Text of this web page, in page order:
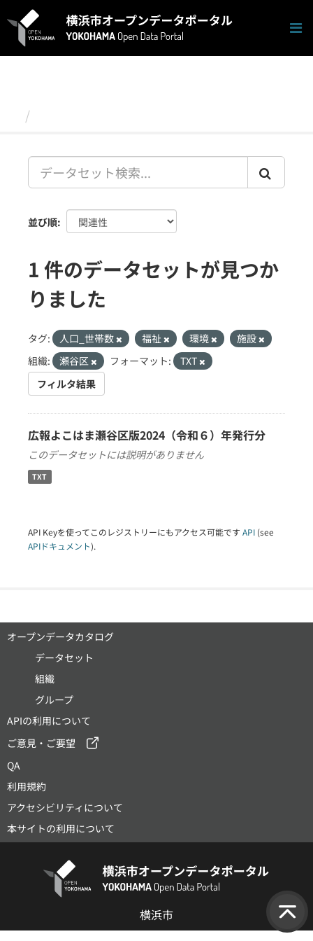
キ
並び順
1 件のデータセットが見つか
りました
タグ: 人口_世帯数 福祉 環境
施設
組織:
瀬谷区 フォーマット:
TXT
フィルタ結果
広報よこはま瀬谷区版2024（令和６）年発行分
このデータセットには説明がありません
TXT
API Keyを使ってこのレジストリーにもアクセス可能です API (see
APIドキュメント).
オープンデータカタログ
データセット
組織
グループ
APIの利用について
ご意見・ご要望
QA
利用規約
アクセシビリティについて
本サイトの利用について
横浜市